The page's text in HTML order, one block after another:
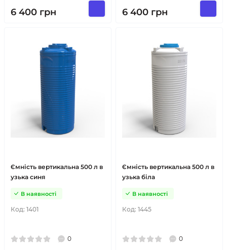
6 400 грн 6 400 грн
Ємність вертикальна 500 л в
узька синя
Код: 1401
В наявності
0
Ємність вертикальна 500 л в
узька біла
Код: 1445
В наявності
0